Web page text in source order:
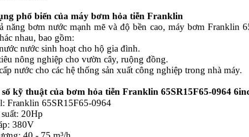
phổ biến của máy bơm hỏa tiễn Franklin
năng bơm nước mạnh mẽ và độ bền cao, máy bơm Franklin
nhau, bao gồm:
nước sinh hoạt cho hộ gia đình.
nông nghiệp cho vườn cây, ruộng đồng.
nước cho các hệ thống sản xuất công nghiệp trong nhà máy.
kỹ thuật của bơm hỏa tiễn Franklin 65SR15F65-0964
Franklin 65SR15F65-0964
20Hp
380V